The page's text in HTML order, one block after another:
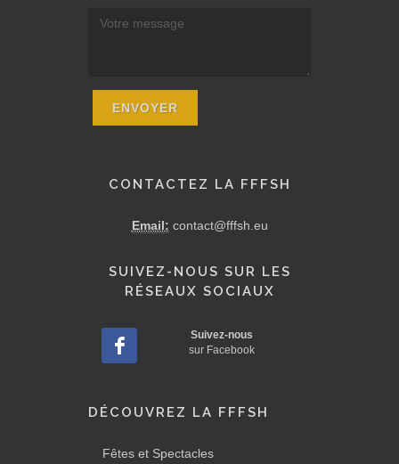
CONTACTEZ LA FFFSH
Email: contact@fffsh.eu
SUIVEZ-NOUS SUR LES
RÉSEAUX SOCIAUX
Suivez-nous
sur Facebook
DÉCOUVREZ LA FFFSH
Fêtes et Spectacles